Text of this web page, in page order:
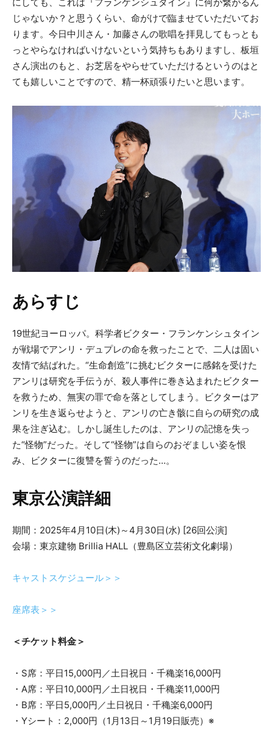
にしても、これは『フランケンシュタイン』に何か繋がるん
じゃないか？と思うくらい、命がけで臨ませていただいてお
ります。今日中川さん・加藤さんの歌唱を拝見してもっとも
っとやらなければいけないという気持ちもありますし、板垣
さん演出のもと、お芝居をやらせていただけるというのはと
ても嬉しいことですので、精一杯頑張りたいと思います。
あらすじ
19世紀ヨーロッパ。科学者ビクター・フランケンシュタイン
が戦場でアンリ・デュプレの命を救ったことで、二人は固い
友情で結ばれた。“生命創造”に挑むビクターに感銘を受けた
アンリは研究を手伝うが、殺人事件に巻き込まれたビクター
を救うため、無実の罪で命を落としてしまう。ビクターはア
ンリを生き返らせようと、アンリの亡き骸に自らの研究の成
果を注ぎ込む。しかし誕生したのは、アンリの記憶を失っ
た“怪物”だった。そして“怪物”は自らのおぞましい姿を恨
み、ビクターに復讐を誓うのだった…。
東京公演詳細
期間：2025年4月10日(木)～4月30日(水) [26回公演]
会場：東京建物 Brillia HALL（豊島区立芸術文化劇場）
キャストスケジュール＞＞
座席表＞＞
＜チケット料金＞
・S席：平日15,000円／土日祝日・千穐楽16,000円
・A席：平日10,000円／土日祝日・千穐楽11,000円
・B席：平日5,000円／土日祝日・千穐楽6,000円
・Yシート：2,000円（1月13日～1月19日販売）※